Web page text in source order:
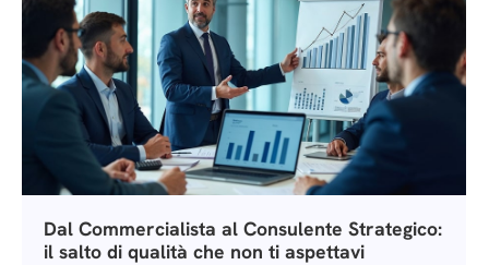
Dal Commercialista al Consulente Strategico:
il salto di qualità che non ti aspettavi